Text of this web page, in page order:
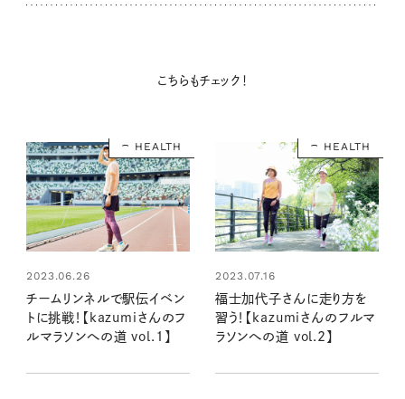
こちらもチェック！
HEALTH
2023.06.26
チームリンネルで駅伝イベン
トに挑戦！【kazumiさんのフ
ルマラソンへの道 vol.1】
HEALTH
2023.07.16
福士加代子さんに走り方を
習う！【kazumiさんのフルマ
ラソンへの道 vol.2】